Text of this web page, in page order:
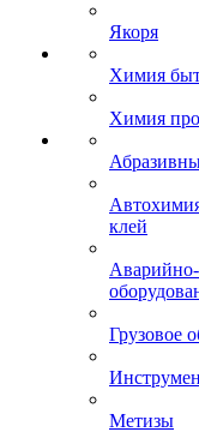
Якоря
Химия
Химия
клей
Аварийно-
Грузовое
Метизы